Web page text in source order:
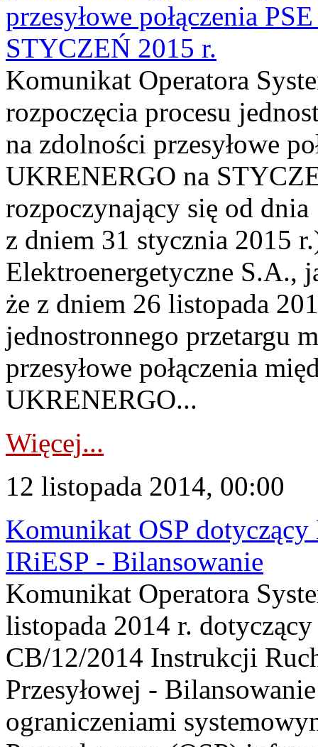
przesyłowe połączenia
STYCZEŃ 2015 r.
Komunikat Operatora
rozpoczęcia procesu
na zdolności przesyłowe
UKRENERGO na
rozpoczynający się od
z dniem 31 stycznia 2015
Elektroenergetyczne S.A.,
że z dniem 26 listopada
jednostronnego przetargu
przesyłowe połączenia
UKRENERGO...
Więcej...
12 listopada 2014, 00:00
Komunikat OSP
IRiESP - Bilansowanie
Komunikat Operatora
listopada 2014 r.
CB/12/2014 Instrukcji
Przesyłowej -
ograniczeniami